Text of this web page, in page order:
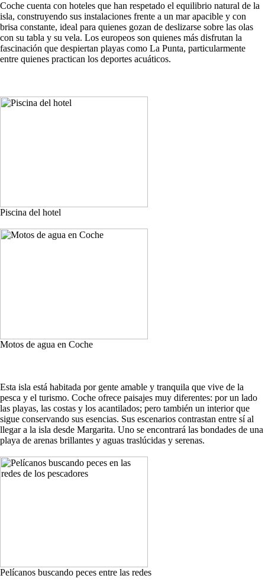
Coche cuenta con hoteles que han respetado el equilibrio natural de la
isla, construyendo sus instalaciones frente a un mar apacible y con
brisa constante, ideal para quienes gozan de deslizarse sobre las olas
con su tabla y su vela. Los europeos son quienes más disfrutan la
fascinación que despiertan playas como La Punta, particularmente
entre quienes practican los deportes acuáticos.
Piscina del hotel
Motos de agua en Coche
Esta isla está habitada por gente amable y tranquila que vive de la
pesca y el turismo. Coche ofrece paisajes muy diferentes: por un lado
las playas, las costas y los acantilados; pero también un interior que
sigue conservando sus esencias. Sus escenarios contrastan entre sí al
llegar a la isla desde Margarita. Uno se encontrará las bondades de una
playa de arenas brillantes y aguas traslúcidas y serenas.
Pelícanos buscando peces entre las redes